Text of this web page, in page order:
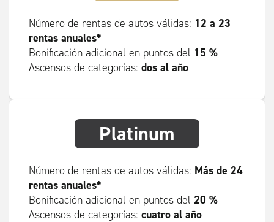
Número de rentas de autos válidas: 12 a 23
rentas anuales*
Bonificación adicional en puntos del 15 %
Ascensos de categorías: dos al año
Platinum
Número de rentas de autos válidas: Más de 24
rentas anuales*
Bonificación adicional en puntos del 20 %
Ascensos de categorías: cuatro al año